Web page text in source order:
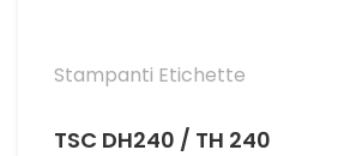
Stampanti Etichette
TSC DH240 / TH 240